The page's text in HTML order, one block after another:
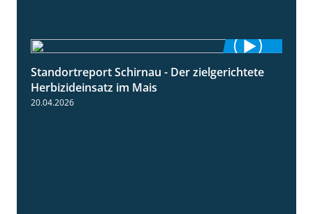
9:27
Standortreport Schirnau - Der zielgerichtete
Herbizideinsatz im Mais
20.04.2026